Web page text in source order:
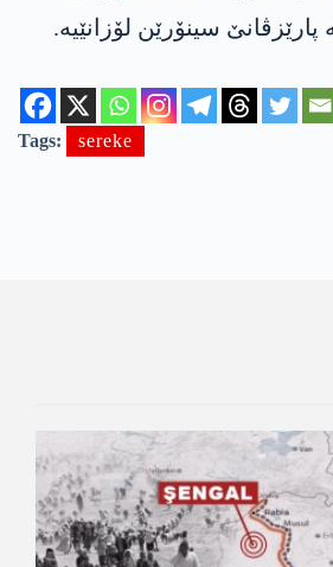
سینۆرێن لۆزانێیە.
Tags: sereke